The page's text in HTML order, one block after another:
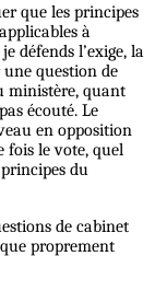
que les principes
à
défends l’exige, la
question de
ministère, quant
écouté. Le
en opposition
fois le vote, quel
du
de cabinet
proprement